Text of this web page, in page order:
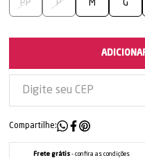
PP P M G
Compartilhe:
Frete grátis- confira as condições